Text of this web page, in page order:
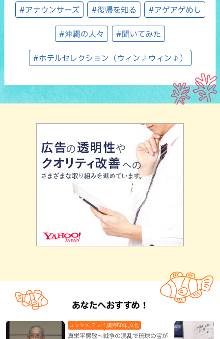
#アナウンサーズ #復帰を知る #アゲアゲめし
#沖縄の人々 #聞いてみた
#ホテルセレクション（ウィン♪ウィン♪）
あなたへおすすめ！
真栄平房敬～戦争の混乱で琉球の宝が
エンタメ,テレビ,復帰50年,文化